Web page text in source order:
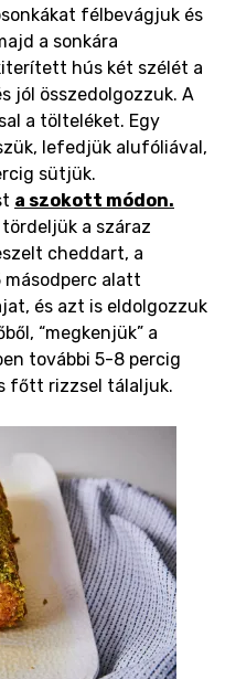
félbevágjuk és
a sonkára
hús két szélét a
jól összedolgozzuk. A
a tölteléket. Egy
lefedjük alufóliával,
sütjük.
a szokott módon.
a száraz
cheddart, a
másodperc alatt
és azt is eldolgozzuk
“megkenjük” a
további 5-8 percig
főtt rizzsel tálaljuk.